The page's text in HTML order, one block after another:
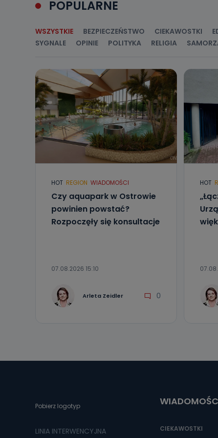
adres
oraz
Można to
POPULARNE
WSZYSTKIE BEZPIECZEŃSTWO CIEKAWOSTKI
SYGNALE
OPINIE POLITYKA RELIGIA
HOT REGION WIADOMOŚCI
Czy aquapark w Ostrowie
powinien powstać?
Rozpoczęły się konsultacje
07.08.2026 15:10
Arleta Zeidler 0
HOT
Pobierz logotyp
LINIA INTERWENCYJNA CIEKAWOSTKI